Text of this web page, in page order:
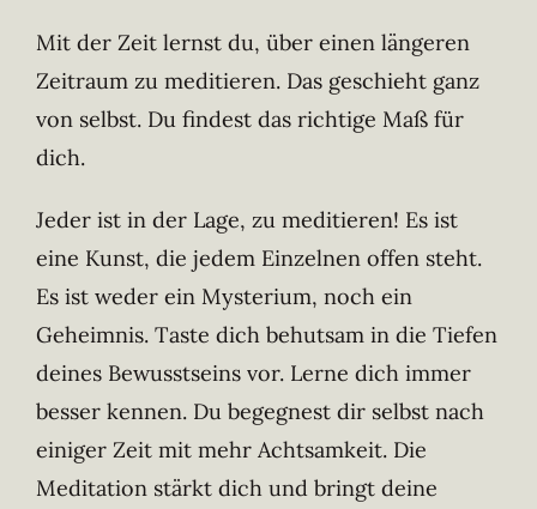
Mit der Zeit lernst du, über einen längeren
Zeitraum zu meditieren. Das geschieht ganz
von selbst. Du findest das richtige Maß für
dich.
Jeder ist in der Lage, zu meditieren! Es ist
eine Kunst, die jedem Einzelnen offen steht.
Es ist weder ein Mysterium, noch ein
Geheimnis. Taste dich behutsam in die Tiefen
deines Bewusstseins vor. Lerne dich immer
besser kennen. Du begegnest dir selbst nach
einiger Zeit mit mehr Achtsamkeit. Die
Meditation stärkt dich und bringt deine